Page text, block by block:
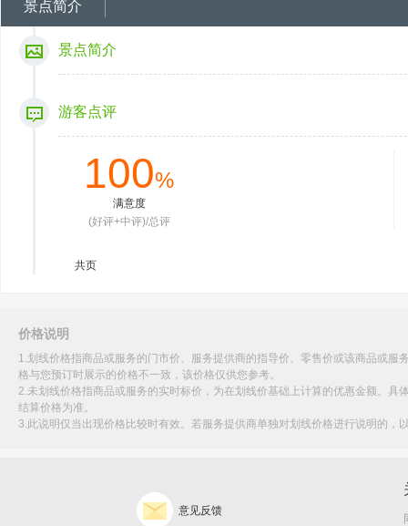
景点简介
景点简介
游客点评
100%
满意度
(好评+中评)/总评
共页
价格说明
1.划线价格指商品或服务的门市价、服务提供商的指导价、零售价或该商品或
格与您预订时展示的价格不一致，该价格仅供您参考。
2.未划线价格指商品或服务的实时标价，为在划线价基础上计算的优惠金额。
结算价格为准。
3.此说明仅当出现价格比较时有效。若服务提供商单独对划线价格进行说明的
意见反馈